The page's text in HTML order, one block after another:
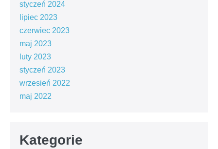
styczeń 2024
lipiec 2023
czerwiec 2023
maj 2023
luty 2023
styczeń 2023
wrzesień 2022
maj 2022
Kategorie